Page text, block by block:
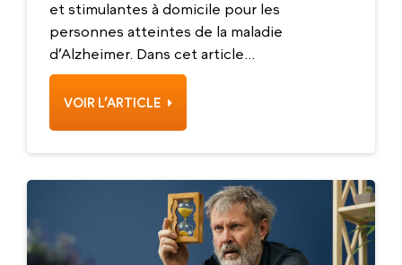
et stimulantes à domicile pour les
personnes atteintes de la maladie
d’Alzheimer. Dans cet article...
VOIR L’ARTICLE